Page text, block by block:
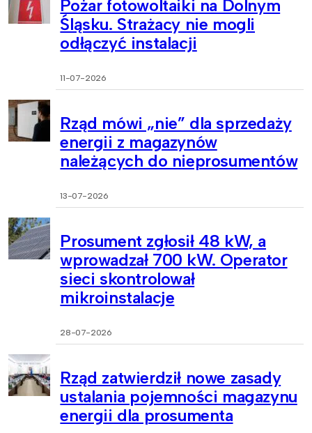
Pożar fotowoltaiki na Dolnym
Śląsku. Strażacy nie mogli
odłączyć instalacji
11-07-2026
Rząd mówi „nie” dla sprzedaży
energii z magazynów
należących do nieprosumentów
13-07-2026
Prosument zgłosił 48 kW, a
wprowadzał 700 kW. Operator
sieci skontrolował
mikroinstalacje
28-07-2026
Rząd zatwierdził nowe zasady
ustalania pojemności magazynu
energii dla prosumenta